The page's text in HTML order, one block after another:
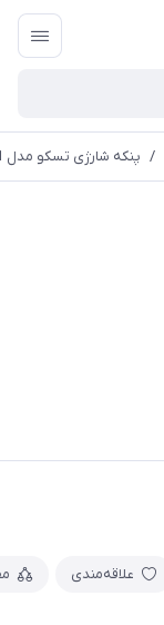
/ پنکه شارژی تسکو مدل TFan 01
علاقه‌مندی